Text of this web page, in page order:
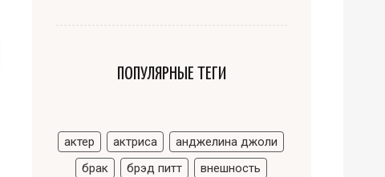
ПОПУЛЯРНЫЕ ТЕГИ
актер актриса
анджелина джоли
брак
брэд питт
внешность